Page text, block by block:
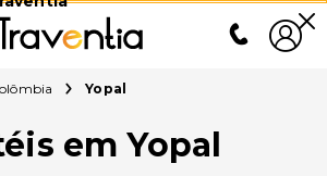
Yopal
em Yopal